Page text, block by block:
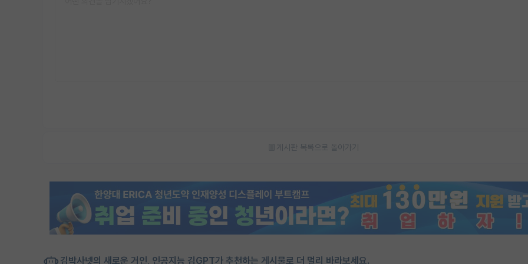
게시판 목록으로 돌아가기
김박사넷의 새로운 거인, 인공지능 김GPT가 추천하는 게시물로 더 멀리 바라보세요.